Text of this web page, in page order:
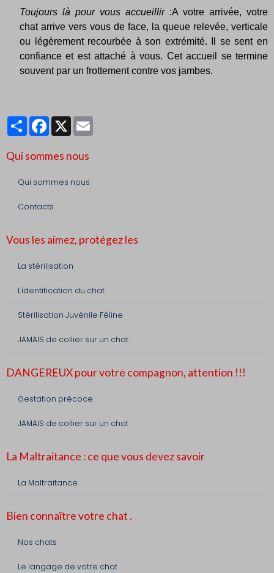
Toujours là pour vous accueillir:A votre arrivée, votre
chat arrive vers vous de face, la queue relevée, verticale
ou légèrement recourbée à son extrémité. Il se sent en
confiance et est attaché à vous. Cet accueil se termine
souvent par un frottement contre vos jambes.
PartagerFacebook
X
Qui sommes nous
Qui sommes nous
Contacts
Vous les aimez, protégez les
La stérilisation
L'identification du chat
Stérilisation Juvénile Féline
JAMAIS de collier sur un chat
DANGEREUX pour votre compagnon, attention !!!
Gestation précoce
JAMAIS de collier sur un chat
La Maltraitance : ce que vous devez savoir
La Maltraitance
Bien connaître votre chat .
Nos chats
Le langage de votre chat